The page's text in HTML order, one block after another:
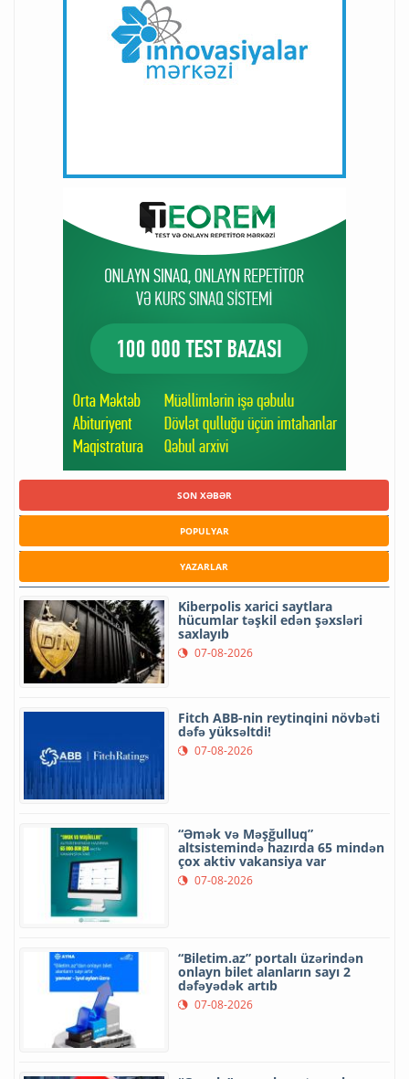
SON XƏBƏR
POPULYAR
YAZARLAR
Kiberpolis xarici saytlara
hücumlar təşkil edən şəxsləri
saxlayıb
07-08-2026
Fitch ABB-nin reytinqini növbəti
dəfə yüksəltdi!
07-08-2026
“Əmək və Məşğulluq”
altsistemində hazırda 65 mindən
çox aktiv vakansiya var
07-08-2026
“Biletim.az” portalı üzərindən
onlayn bilet alanların sayı 2
dəfəyədək artıb
07-08-2026